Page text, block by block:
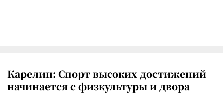
Карелин: Спорт высоких достижений
начинается с физкультуры и двора